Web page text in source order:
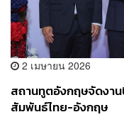
2 เมษายน 2026
สถานทูตอังกฤษจัดงา
สัมพันธ์ไทย-อังกฤษ